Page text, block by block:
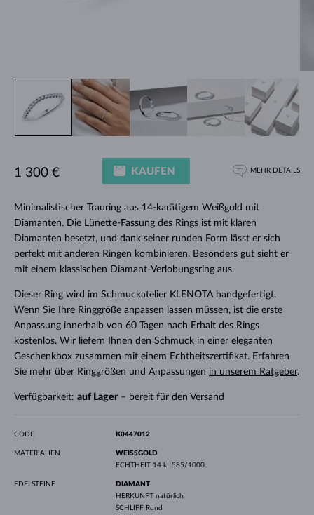
Minimalistischer Trauring aus 14-karätigem Weißgold mit
Diamanten. Die Lünette-Fassung des Rings ist mit klaren
Diamanten besetzt, und dank seiner runden Form lässt er sich
perfekt mit anderen Ringen kombinieren. Besonders gut sieht er
mit einem klassischen Diamant-Verlobungsring aus.
Dieser Ring wird im Schmuckatelier KLENOTA handgefertigt.
Wenn Sie Ihre Ringgröße anpassen lassen müssen, ist die erste
Anpassung innerhalb von 60 Tagen nach Erhalt des Rings
kostenlos. Wir liefern Ihnen den Schmuck in einer eleganten
Geschenkbox zusammen mit einem Echtheitszertifikat. Erfahren
Sie mehr über Ringgrößen und Anpassungen in unserem Ratgeber.
Verfügbarkeit: auf Lager– bereit für den Versand
1 300 € KAUFEN MEHR DETAILS
CODE K0447012
MATERIALIEN
WEISSGOLD
ECHTHEIT 14 kt 585/1000
EDELSTEINE
DIAMANT
HERKUNFT natürlich
SCHLIFF Rund